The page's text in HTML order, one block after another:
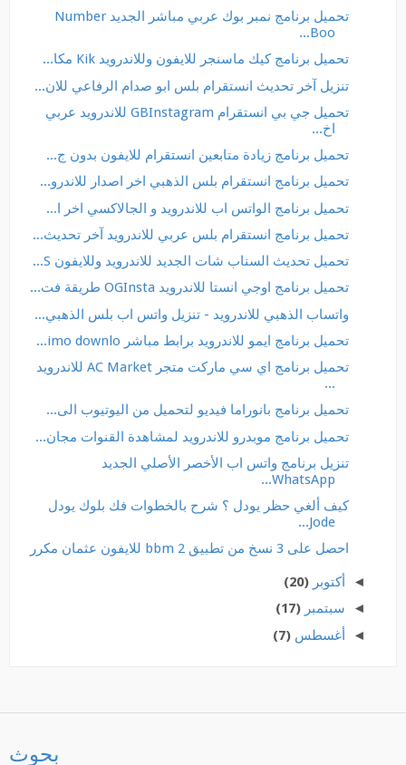
تحميل برنامج نمبر بوك عربي مباشر الجديد Number
Boo...
تحميل برنامج كيك ماسنجر للايفون وللاندرويد Kik مكا...
تنزيل آخر تحديث انستقرام بلس ابو صدام الرفاعي للان...
تحميل جي بي انستقرام GBInstagram للاندرويد عربي
اخ...
تحميل برنامج زيادة متابعين انستقرام للايفون بدون ج...
تحميل برنامج انستقرام بلس الذهبي اخر اصدار للاندرو...
تحميل برنامج الواتس اب للاندرويد و الجالاكسي اخر ا...
تحميل برنامج انستقرام بلس عربي للاندرويد آخر تحديث...
تحميل تحديث السناب شات الجديد للاندرويد وللايفون S...
تحميل برنامج اوجي انستا للاندرويد OGInsta طريقة فت...
واتساب الذهبي للاندرويد - تنزيل واتس اب بلس الذهبي...
تحميل برنامج ايمو للاندرويد برابط مباشر imo downlo...
تحميل برنامج اي سي ماركت متجر AC Market للاندرويد
...
تحميل برنامج بانوراما فيديو لتحميل من اليوتيوب الى...
تحميل برنامج موبدرو للاندرويد لمشاهدة القنوات مجان...
تنزيل برنامج واتس اب الأخصر الأصلي الجديد
WhatsApp...
كيف ألغي حظر يودل ؟ شرح بالخطوات فك بلوك يودل
Jode...
احصل على 3 نسخ من تطبيق bbm 2 للايفون عثمان مكرر
◄ أكتوبر (20)
◄ سبتمبر (17)
◄ أغسطس (7)
بحوث